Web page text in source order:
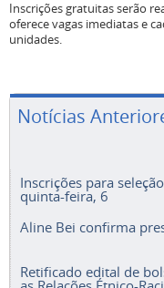
Inscrições gratuitas serão
oferece vagas imediatas e
unidades.
Notícias
Inscrições para
quinta-feira, 6
Aline Bei confirma
Retificado edital de